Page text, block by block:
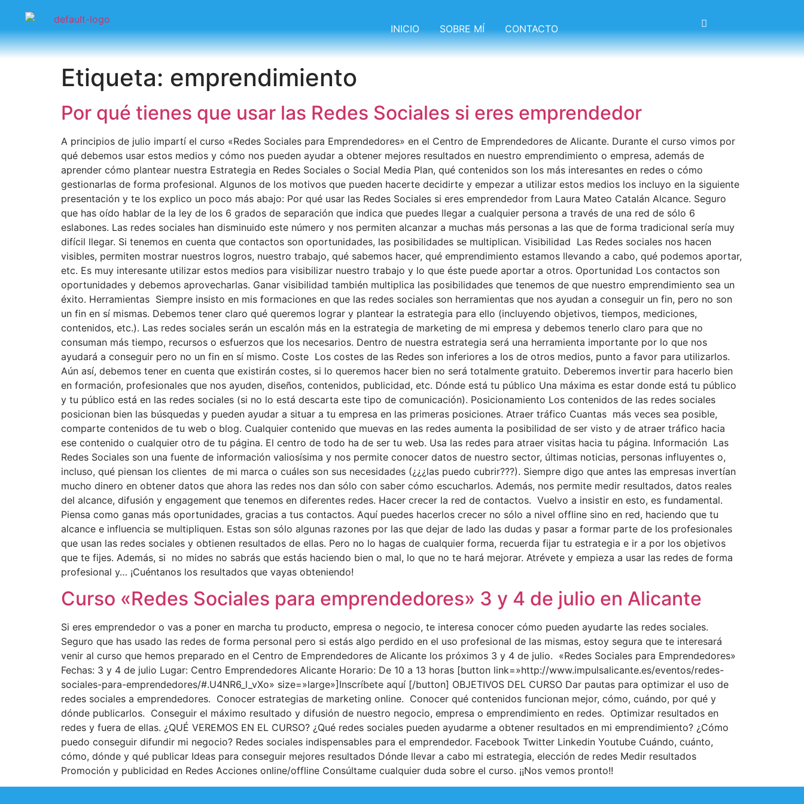
INICIO SOBRE MÍ CONTACTO
Etiqueta: emprendimiento
Por qué tienes que usar las Redes Sociales si eres emprendedor
A principios de julio impartí el curso «Redes Sociales para Emprendedores» en el Centro de Emprendedores de Alicante. Durante el curso vimos por
qué debemos usar estos medios y cómo nos pueden ayudar a obtener mejores resultados en nuestro emprendimiento o empresa, además de
aprender cómo plantear nuestra Estrategia en Redes Sociales o Social Media Plan, qué contenidos son los más interesantes en redes o cómo
gestionarlas de forma profesional. Algunos de los motivos que pueden hacerte decidirte y empezar a utilizar estos medios los incluyo en la siguiente
presentación y te los explico un poco más abajo: Por qué usar las Redes Sociales si eres emprendedor from Laura Mateo Catalán Alcance. Seguro
que has oído hablar de la ley de los 6 grados de separación que indica que puedes llegar a cualquier persona a través de una red de sólo 6
eslabones. Las redes sociales han disminuido este número y nos permiten alcanzar a muchas más personas a las que de forma tradicional sería muy
difícil llegar. Si tenemos en cuenta que contactos son oportunidades, las posibilidades se multiplican. Visibilidad Las Redes sociales nos hacen
visibles, permiten mostrar nuestros logros, nuestro trabajo, qué sabemos hacer, qué emprendimiento estamos llevando a cabo, qué podemos aportar,
etc. Es muy interesante utilizar estos medios para visibilizar nuestro trabajo y lo que éste puede aportar a otros. Oportunidad Los contactos son
oportunidades y debemos aprovecharlas. Ganar visibilidad también multiplica las posibilidades que tenemos de que nuestro emprendimiento sea un
éxito. Herramientas Siempre insisto en mis formaciones en que las redes sociales son herramientas que nos ayudan a conseguir un fin, pero no son
un fin en sí mismas. Debemos tener claro qué queremos lograr y plantear la estrategia para ello (incluyendo objetivos, tiempos, mediciones,
contenidos, etc.). Las redes sociales serán un escalón más en la estrategia de marketing de mi empresa y debemos tenerlo claro para que no
consuman más tiempo, recursos o esfuerzos que los necesarios. Dentro de nuestra estrategia será una herramienta importante por lo que nos
ayudará a conseguir pero no un fin en sí mismo. Coste Los costes de las Redes son inferiores a los de otros medios, punto a favor para utilizarlos.
Aún así, debemos tener en cuenta que existirán costes, si lo queremos hacer bien no será totalmente gratuito. Deberemos invertir para hacerlo bien
en formación, profesionales que nos ayuden, diseños, contenidos, publicidad, etc. Dónde está tu público Una máxima es estar donde está tu público
y tu público está en las redes sociales (si no lo está descarta este tipo de comunicación). Posicionamiento Los contenidos de las redes sociales
posicionan bien las búsquedas y pueden ayudar a situar a tu empresa en las primeras posiciones. Atraer tráfico Cuantas más veces sea posible,
comparte contenidos de tu web o blog. Cualquier contenido que muevas en las redes aumenta la posibilidad de ser visto y de atraer tráfico hacia
ese contenido o cualquier otro de tu página. El centro de todo ha de ser tu web. Usa las redes para atraer visitas hacia tu página. Información Las
Redes Sociales son una fuente de información valiosísima y nos permite conocer datos de nuestro sector, últimas noticias, personas influyentes o,
incluso, qué piensan los clientes de mi marca o cuáles son sus necesidades (¿¿¿las puedo cubrir???). Siempre digo que antes las empresas invertían
mucho dinero en obtener datos que ahora las redes nos dan sólo con saber cómo escucharlos. Además, nos permite medir resultados, datos reales
del alcance, difusión y engagement que tenemos en diferentes redes. Hacer crecer la red de contactos. Vuelvo a insistir en esto, es fundamental.
Piensa como ganas más oportunidades, gracias a tus contactos. Aquí puedes hacerlos crecer no sólo a nivel offline sino en red, haciendo que tu
alcance e influencia se multipliquen. Estas son sólo algunas razones por las que dejar de lado las dudas y pasar a formar parte de los profesionales
que usan las redes sociales y obtienen resultados de ellas. Pero no lo hagas de cualquier forma, recuerda fijar tu estrategia e ir a por los objetivos
que te fijes. Además, si no mides no sabrás que estás haciendo bien o mal, lo que no te hará mejorar. Atrévete y empieza a usar las redes de forma
profesional y… ¡Cuéntanos los resultados que vayas obteniendo!
Curso «Redes Sociales para emprendedores» 3 y 4 de julio en Alicante
Si eres emprendedor o vas a poner en marcha tu producto, empresa o negocio, te interesa conocer cómo pueden ayudarte las redes sociales.
Seguro que has usado las redes de forma personal pero si estás algo perdido en el uso profesional de las mismas, estoy segura que te interesará
venir al curso que hemos preparado en el Centro de Emprendedores de Alicante los próximos 3 y 4 de julio. «Redes Sociales para Emprendedores»
Fechas: 3 y 4 de julio Lugar: Centro Emprendedores Alicante Horario: De 10 a 13 horas [button link=»http://www.impulsalicante.es/eventos/redes-
sociales-para-emprendedores/#.U4NR6_l_vXo» size=»large»]Inscríbete aquí [/button] OBJETIVOS DEL CURSO Dar pautas para optimizar el uso de
redes sociales a emprendedores. Conocer estrategias de marketing online. Conocer qué contenidos funcionan mejor, cómo, cuándo, por qué y
dónde publicarlos. Conseguir el máximo resultado y difusión de nuestro negocio, empresa o emprendimiento en redes. Optimizar resultados en
redes y fuera de ellas. ¿QUÉ VEREMOS EN EL CURSO? ¿Qué redes sociales pueden ayudarme a obtener resultados en mi emprendimiento? ¿Cómo
puedo conseguir difundir mi negocio? Redes sociales indispensables para el emprendedor. Facebook Twitter Linkedin Youtube Cuándo, cuánto,
cómo, dónde y qué publicar Ideas para conseguir mejores resultados Dónde llevar a cabo mi estrategia, elección de redes Medir resultados
Promoción y publicidad en Redes Acciones online/offline Consúltame cualquier duda sobre el curso. ¡¡Nos vemos pronto!!